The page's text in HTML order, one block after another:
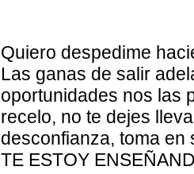
Quiero despedime
Las ganas de salir
oportunidades nos las
recelo, no te dejes
desconfianza, toma en
TE ESTOY